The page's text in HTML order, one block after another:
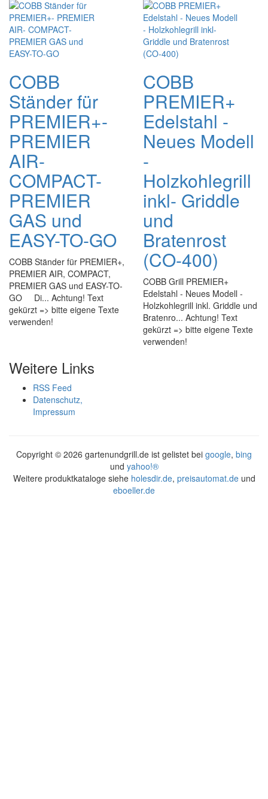
COBB
Ständer für
PREMIER+-
PREMIER
AIR-
COMPACT-
PREMIER
GAS und
EASY-TO-GO
COBB Ständer für PREMIER+,
PREMIER AIR, COMPACT,
PREMIER GAS und EASY-TO-
GO Di... Achtung! Text
gekürzt => bitte eigene Texte
verwenden!
COBB
PREMIER+
Edelstahl -
Neues Modell
-
Holzkohlegrill
inkl- Griddle
und
Bratenrost
(CO-400)
COBB Grill PREMIER+
Edelstahl - Neues Modell -
Holzkohlegrill inkl. Griddle und
Bratenro... Achtung! Text
gekürzt => bitte eigene Texte
verwenden!
Weitere Links
RSS Feed
Datenschutz,
Impressum
Copyright © 2026 gartenundgrill.de ist gelistet bei google, bing
und yahoo!®
Weitere produktkataloge siehe holesdir.de, preisautomat.deund
eboeller.de